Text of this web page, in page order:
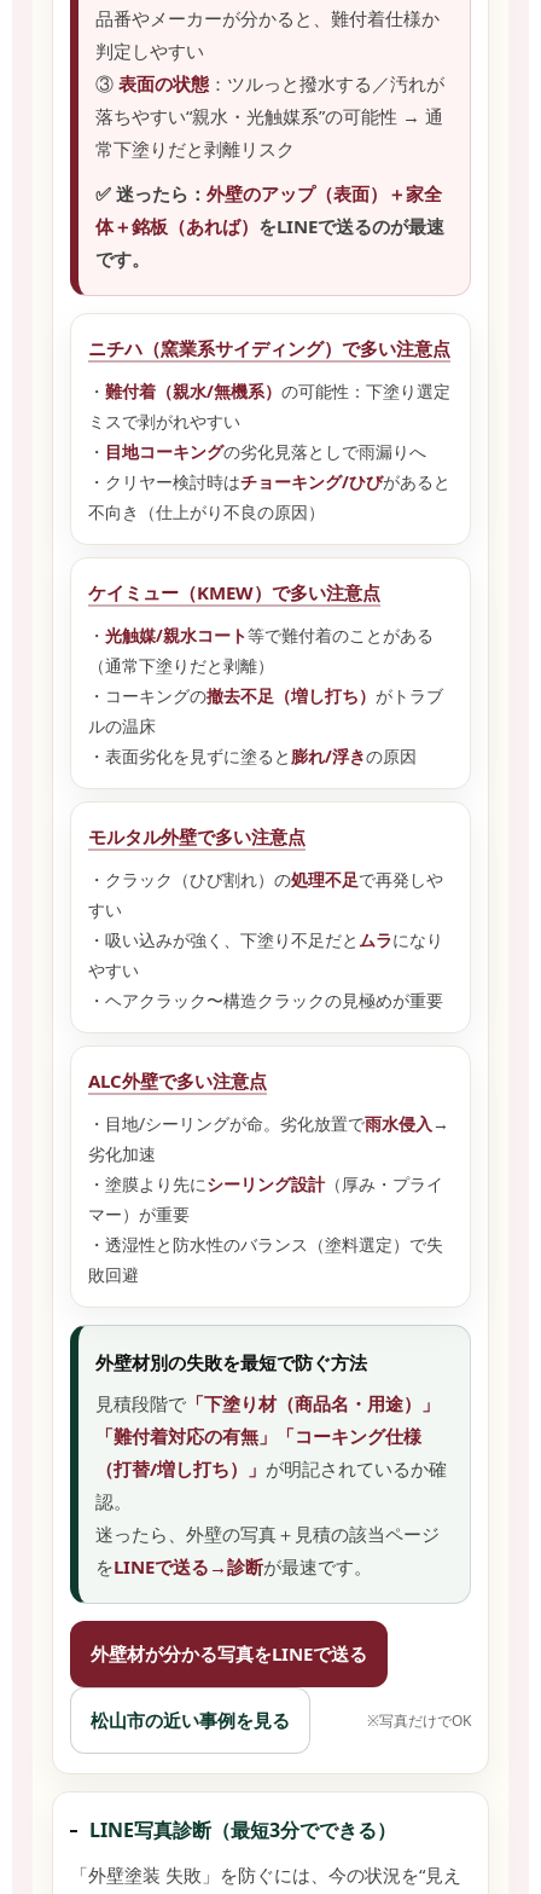
品番やメーカーが分かると、難付着仕様か
判定しやすい
③表面の状態 ：ツルっと撥水する／汚れが
落ちやすい“親水・光触媒系”の可能性 → 通
常下塗りだと剥離リスク
✅ 迷ったら：外壁のアップ（表面）＋家全
体＋銘板（あれば） をLINEで送るのが最速
です。
ニチハ（窯業系サイディング）で多い注意点
・難付着（親水/無機系）の可能性：下塗り選定
ミスで剥がれやすい
・ 目地コーキングの劣化見落としで雨漏りへ
・クリヤー検討時はチョーキング/ひびがあると
不向き（仕上がり不良の原因）
ケイミュー（KMEW）で多い注意点
・光触媒/親水コート等で難付着のことがある
（通常下塗りだと剥離）
・コーキングの撤去不足（増し打ち）がトラブ
ルの温床
・表面劣化を見ずに塗ると 膨れ/浮きの原因
モルタル外壁で多い注意点
・クラック（ひび割れ）の処理不足で再発しや
すい
・吸い込みが強く、下塗り不足だと ムラになり
やすい
・ヘアクラック〜構造クラックの見極めが重要
ALC外壁で多い注意点
・目地/シーリングが命。劣化放置で雨水侵入→
劣化加速
・塗膜より先にシーリング設計（厚み・プライ
マー）が重要
・透湿性と防水性のバランス（塗料選定）で失
敗回避
外壁材別の失敗を最短で防ぐ方法
見積段階で 「下塗り材（商品名・用途）」
「難付着対応の有無」「コーキング仕様
（打替/増し打ち）」 が明記されているか確
認。
迷ったら、外壁の写真＋見積の該当ページ
をLINEで送る→診断が最速です。
外壁材が分かる写真をLINEで送る
松山市の近い事例を見る ※写真だけでOK
LINE写真診断（最短3分でできる）
「外壁塗装 失敗」を防ぐには、今の状況を“見え